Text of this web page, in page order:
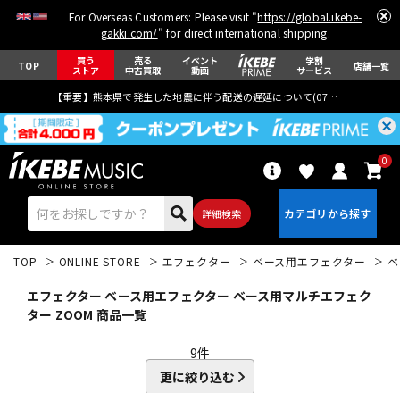
For Overseas Customers: Please visit "https://global.ikebe-
gakki.com/" for direct international shipping.
TOP 買う
ストア
売る
中古買取
イベント
動画
学割
サービス 店舗一覧
【重要】熊本県で発生した地震に伴う配送の遅延について(07月29日
詳細検索
0
TOP ONLINE STORE エフェクター ベース用エフェクター
エフェクター ベース用エフェクター ベース用マルチエフェク
ター ZOOM 商品一覧
9件
更に絞り込む